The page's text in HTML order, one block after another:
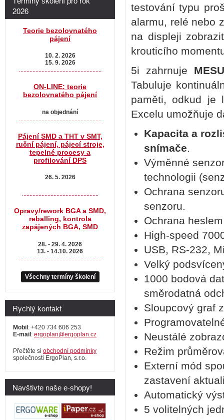
testování typu
alarmu, relé nebo
na displeji
krouticího
5i zahrnuje
Tabuluje
paměti, odkud je
Excelu umožňuje
Kapacita a
snímače.
Výměnné
technologii
Ochrana
senzoru.
Ochrana
High-speed
USB, RS-232,
Velký
1000 bodová
směrodatná
Sloupcový graf
Neustálé
Režim
Externí mód
zastavení
Automatický
5 volitelných
2026
Teorie bezolovnatého
pájení
10. 2. 2026
15. 9. 2026
.......................................................
ON-LINE: teorie
bezolovnatého pájení
na objednání
Pájení SMD a THT v SMT,
ruční pájení, pájecí stroje,
tepelné procesy a
profilování DPS
26. 5. 2026
...................................................
Opravy/rework BGA a SMD,
reballing, kontrola
zapájených BGA, SMD
28. - 29. 4. 2026
13. - 14.10. 2026
Všechny termíny školení
Rychlý kontakt
Mobil: +420 734 606 253
E-mail: ergoplan@ergoplan.cz
Přečtěte si obchodní podmínky
společnosti ErgoPlan, s.r.o.
Navštivte naše e-shopy!